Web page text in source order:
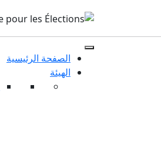
الصفحة الرئيسية
الهيئة